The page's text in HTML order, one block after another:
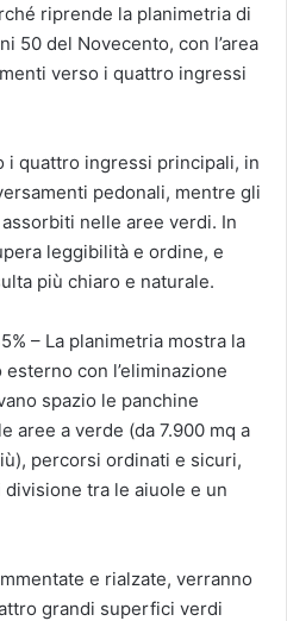
riprende la planimetria di
50 del Novecento, con l’area
verso i quattro ingressi
i quattro ingressi principali, in
pedonali, mentre gli
nelle aree verdi. In
leggibilità e ordine, e
più chiaro e naturale.
– La planimetria mostra la
con l’eliminazione
spazio le panchine
aree a verde (da 7.900 mq a
percorsi ordinati e sicuri,
divisione tra le aiuole e un
e rialzate, verranno
grandi superfici verdi